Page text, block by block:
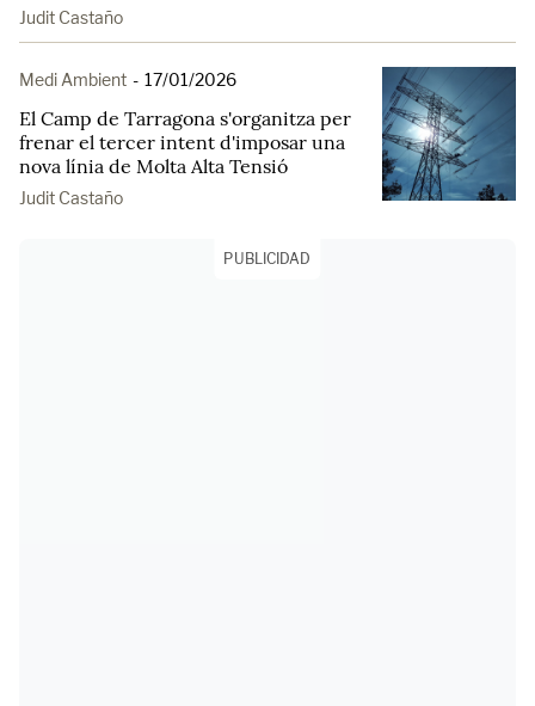
Judit Castaño
Medi Ambient - 17/01/2026
El Camp de Tarragona s'organitza per
frenar el tercer intent d'imposar una
nova línia de Molta Alta Tensió
Judit Castaño
PUBLICIDAD